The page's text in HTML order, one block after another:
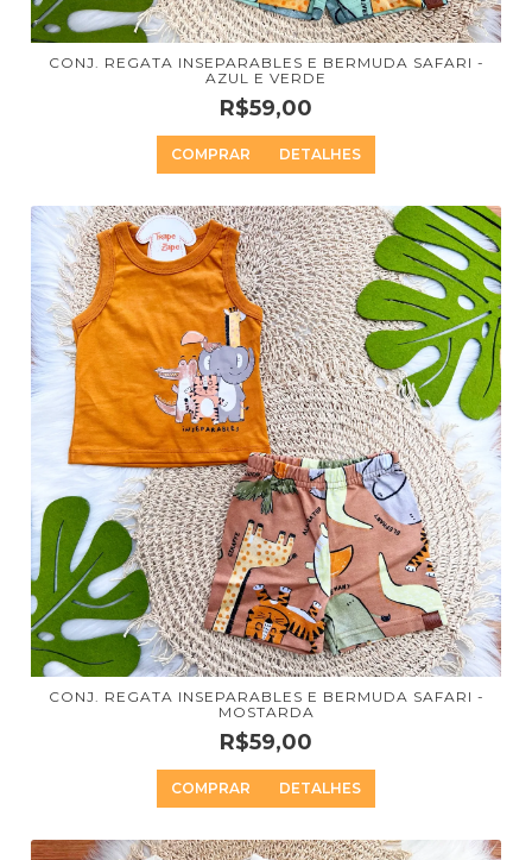
CONJ. REGATA INSEPARABLES E BERMUDA SAFARI -
AZUL E VERDE
R$59,00
COMPRAR DETALHES
CONJ. REGATA INSEPARABLES E BERMUDA SAFARI -
MOSTARDA
R$59,00
COMPRAR DETALHES